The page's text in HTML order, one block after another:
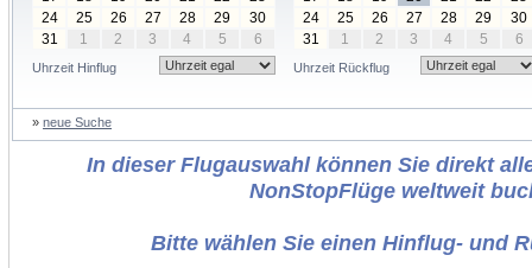
24
25 26 27 28 29
30
31
1 2 3 4 5 6
Uhrzeit Hinflug
24
25 26 27 28 29
30
31
1 2 3 4 5 6
Uhrzeit Rückflug
» neue Suche
In dieser Flugauswahl können Sie direkt
NonStopFlüge weltweit
Bitte wählen Sie einen Hinflug- und